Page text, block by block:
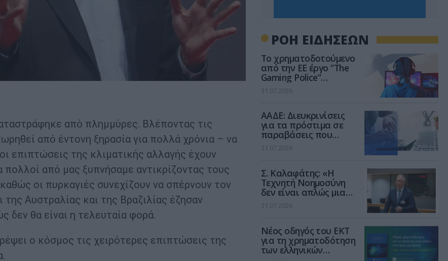
από πλημμύρες. Βλέποντας τις
από έντονη ξηρασία για πολλά χρόνια – να
επιπτώσεις της κλιματικής αλλαγής έχουν
από μας ξυπνήσαμε αντικρίζοντας τους
οι πυρκαγιές συνεχίζουν να σπέρνουν τον
Αυστραλίας και της Βραζιλίας έζησαν
δεν θα είναι η τελευταία φορά.
ο κόσμος τις χειρότερες επιπτώσεις της
ΡΟΗ ΕΙΔΗΣΕΩΝ
Το χρηματοδοτούμενο
από την ΕΕ έργο “The
Gaming Police”
ενισχύει την ασφάλεια
των παιδιών στο
31.07.2026
ΑΑΔΕ: Διευκρινίσεις
για τα πρόστιμα σε
παραβάσεις που
αφορούν τους ΦΗΜ
31.07.2026
Σ. Καλαφάτης: «Η
Τεχνητή Νοημοσύνη
δεν είναι απλώς μια
νέα τεχνολογία, είναι
μια νέα βιομηχανική
31.07.2026
Νέος οδηγός του ΕΚΤ
για τη χρηματοδότηση
των ελληνικών